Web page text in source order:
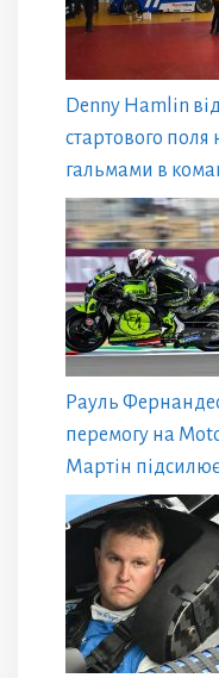
Denny Hamlin
стартового
гальмами в
Рауль
перемогу на
Мартін підсилює